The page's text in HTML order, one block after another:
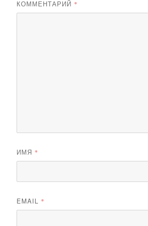
КОММЕНТАРИЙ *
ИМЯ *
EMAIL *